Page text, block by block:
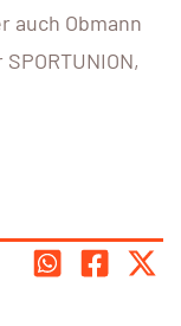
auch Obmann